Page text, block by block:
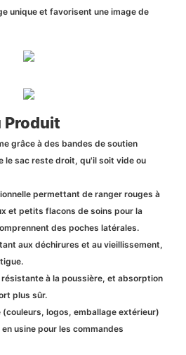
unique et favorisent une image de
Produit
grâce à des bandes de soutien
le sac reste droit, qu'il soit vide ou
permettant de ranger rouges à
et petits flacons de soins pour la
des poches latérales.
aux déchirures et au vieillissement,
à la poussière, et absorption
plus sûr.
logos, emballage extérieur)
usine pour les commandes